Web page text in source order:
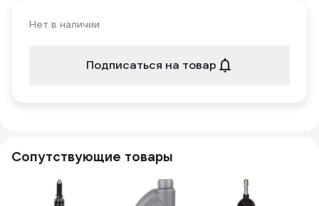
Нет в наличии
Подписаться на товар
Сопутствующие товары